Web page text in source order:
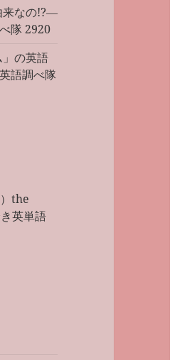
来なの!?―
隊 2920
の英語
語調べ隊
the
英単語